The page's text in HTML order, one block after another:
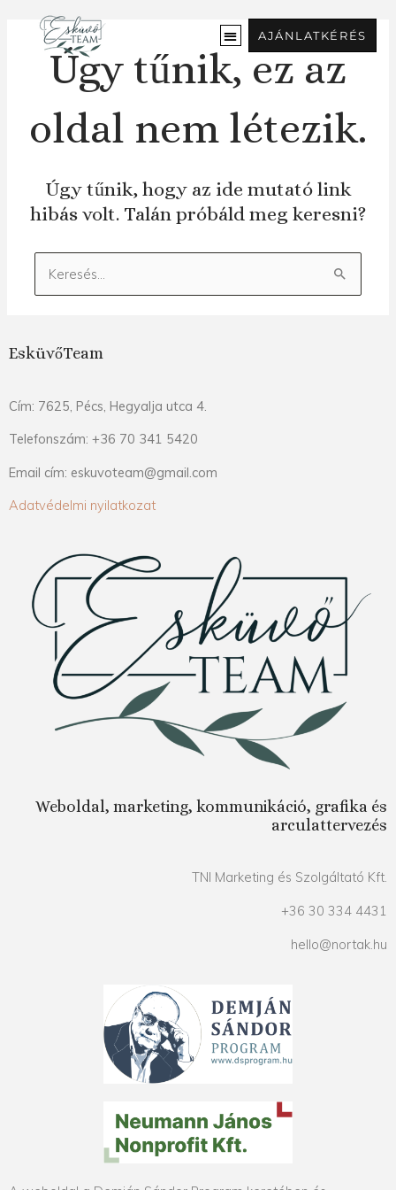
tartalomra
AJÁNLATKÉRÉS
Úgy tűnik, ez az
oldal nem létezik.
Úgy tűnik, hogy az ide mutató link
hibás volt. Talán próbáld meg keresni?
Keresés:
EsküvőTeam
Cím: 7625, Pécs, Hegyalja utca 4.
Telefonszám: +36 70 341 5420
Email cím: eskuvoteam@gmail.com
Adatvédelmi nyilatkozat
Weboldal, marketing, kommunikáció, grafika és
arculattervezés
TNI Marketing és Szolgáltató Kft.
+36 30 334 4431
hello@nortak.hu